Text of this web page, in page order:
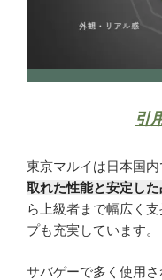
引
東京マルイは日本国内
取れた性能と安定した
ら上級者まで幅広く
プも充実しています。
サバゲーで多く使用